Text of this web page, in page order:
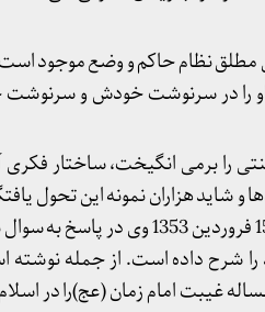
مطلق نظام حاکم و وضع موجود
را در سرنوشت خودش و
را برمی انگیخت، ساختار
هزاران نمونه این تحول
این تحول خود سخن گفته است. در 15
شرح داده است. از جمله نوشته
غیبت امام زمان (عج)را در